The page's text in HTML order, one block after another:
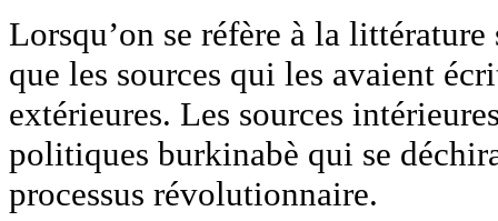
Lorsqu’on se réfère à la
que les sources qui les avaient
extérieures. Les sources
politiques burkinabè qui se
processus révolutionnaire.